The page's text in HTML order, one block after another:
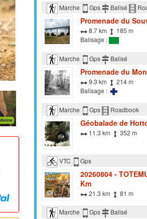
Marche Gps Balisé
Promenade du
8.7 km
185 m
Balisage :
Marche Gps Balisé
Promenade du
9.3 km
214 m
Balisage :
Marche Gps Roadbook
Géobalade de
11.3 km 352 m
VTC Gps
20260804 -
Km
21.3 km 81 m
Marche Gps Balisé